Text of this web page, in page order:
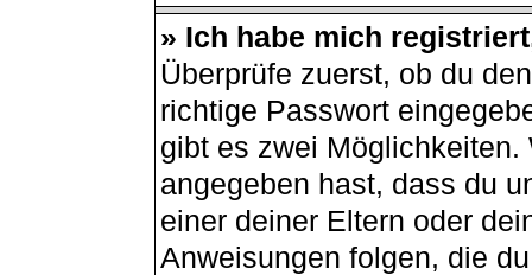
» Ich habe mich
Überprüfe zuerst, ob du
richtige Passwort
gibt es zwei
angegeben hast, dass du
einer deiner Eltern oder
Anweisungen folgen, die